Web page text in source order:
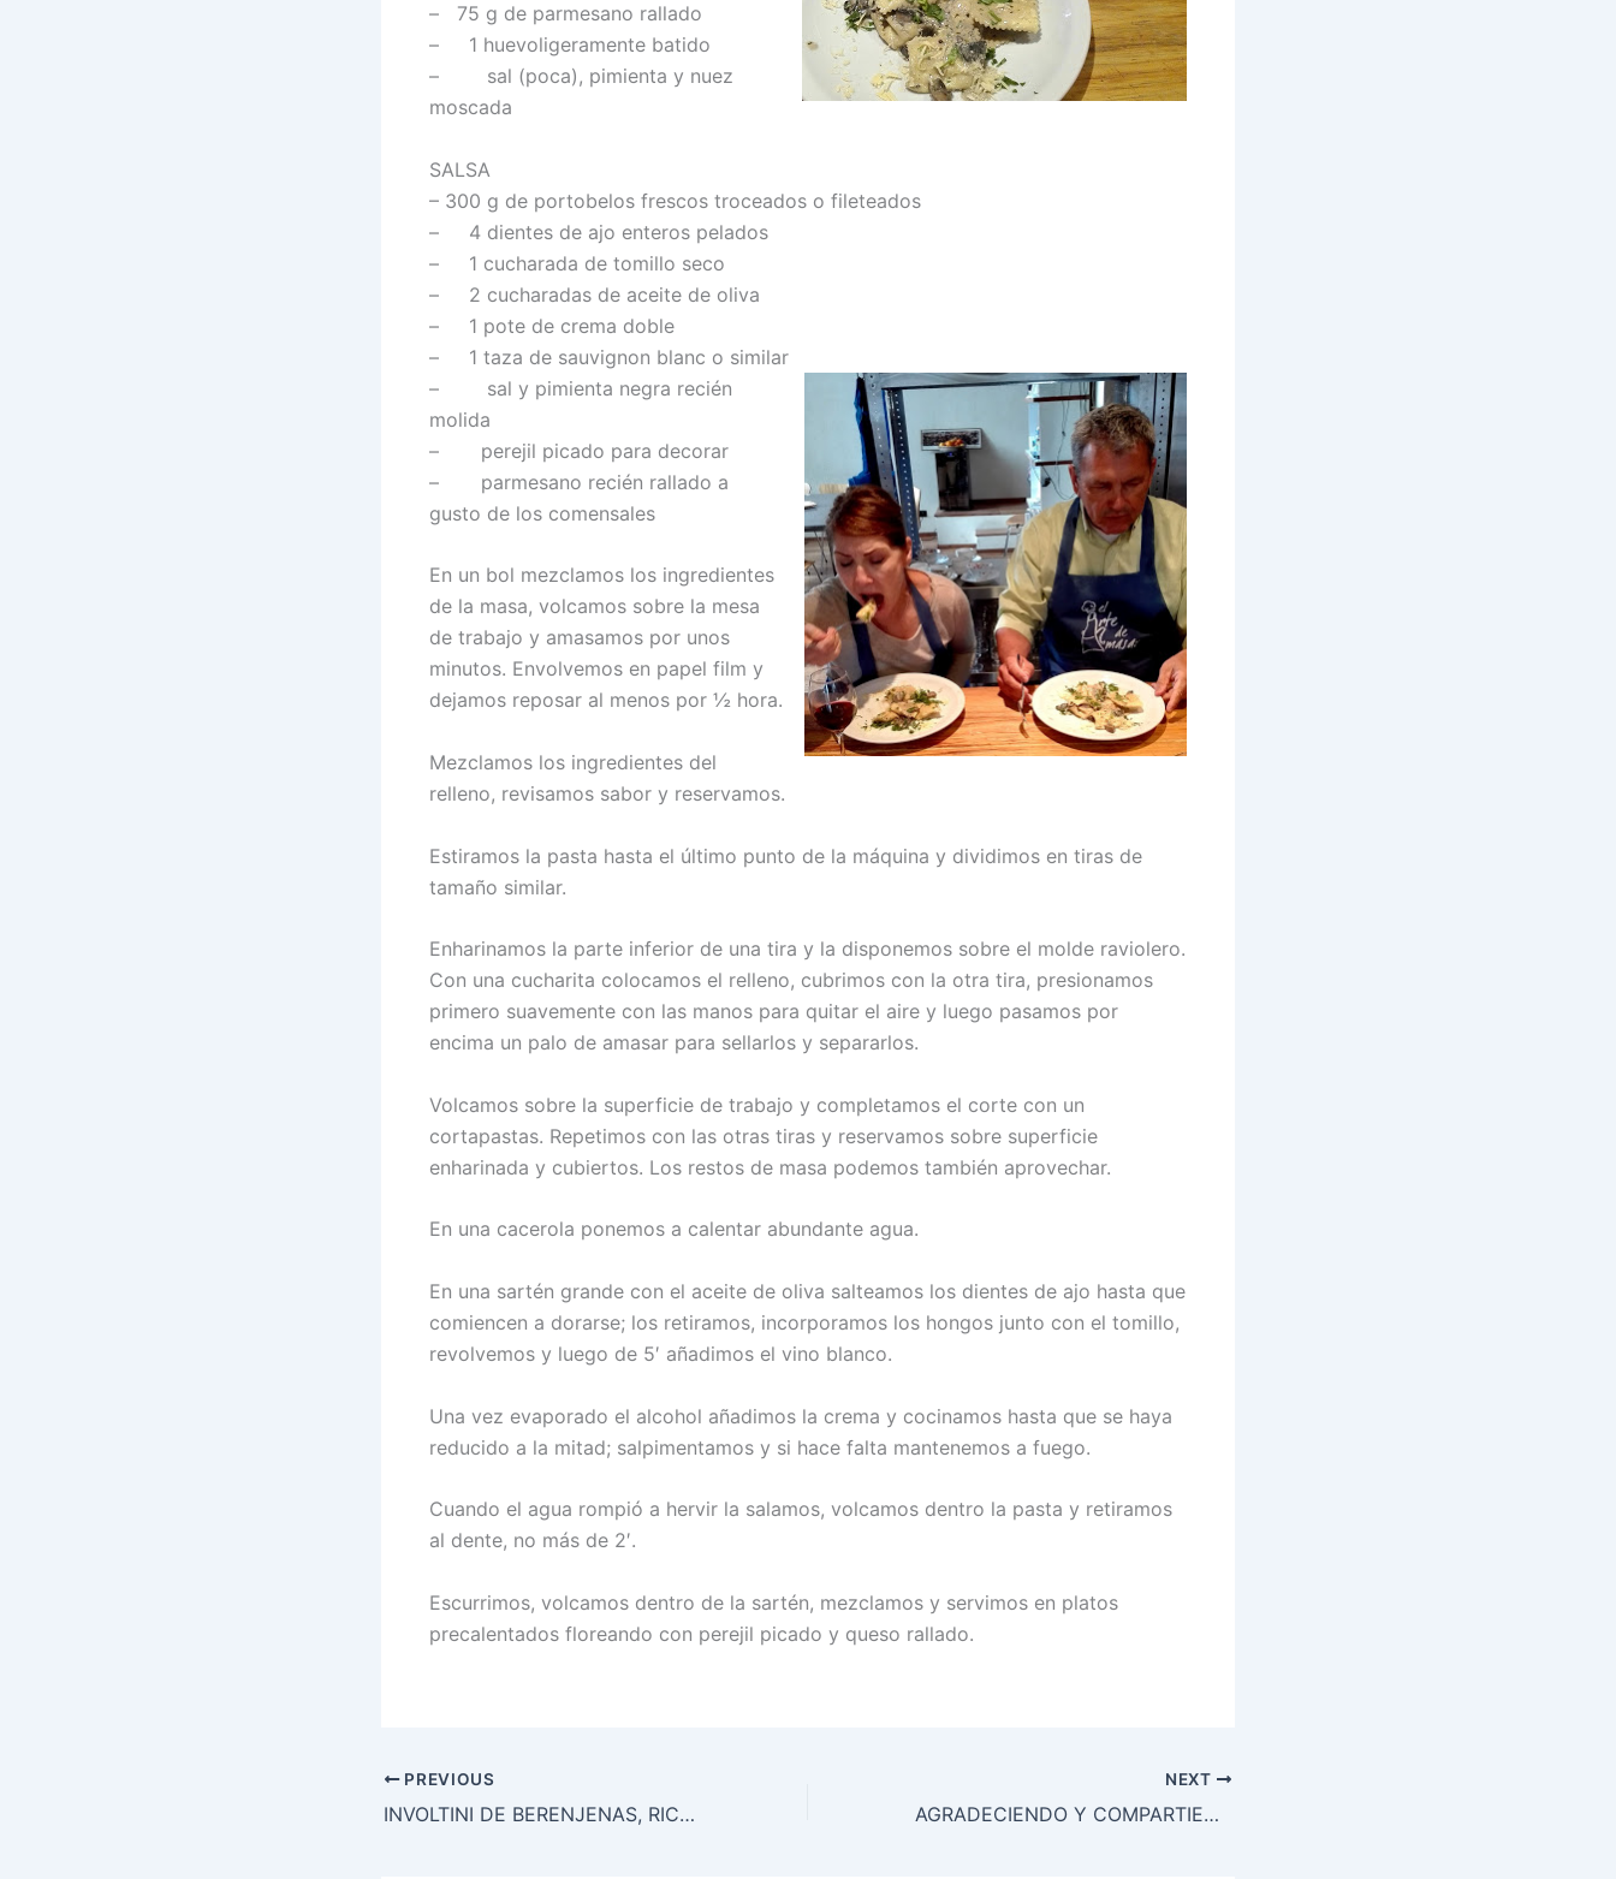
– 75 g de parmesano rallado
– 1 huevoligeramente batido
– sal (poca), pimienta y nuez
moscada
SALSA
– 300 g de portobelos frescos troceados o fileteados
– 4 dientes de ajo enteros pelados
– 1 cucharada de tomillo seco
– 2 cucharadas de aceite de oliva
– 1 pote de crema doble
– 1 taza de sauvignon blanc o similar
– sal y pimienta negra recién
molida
– perejil picado para decorar
– parmesano recién rallado a
gusto de los comensales
En un bol mezclamos los ingredientes
de la masa, volcamos sobre la mesa
de trabajo y amasamos por unos
minutos. Envolvemos en papel film y
dejamos reposar al menos por ½ hora.
Mezclamos los ingredientes del
relleno, revisamos sabor y reservamos.
Estiramos la pasta hasta el último punto de la máquina y dividimos en tiras de
tamaño similar.
Enharinamos la parte inferior de una tira y la disponemos sobre el molde raviolero.
Con una cucharita colocamos el relleno, cubrimos con la otra tira, presionamos
primero suavemente con las manos para quitar el aire y luego pasamos por
encima un palo de amasar para sellarlos y separarlos.
Volcamos sobre la superficie de trabajo y completamos el corte con un
cortapastas. Repetimos con las otras tiras y reservamos sobre superficie
enharinada y cubiertos. Los restos de masa podemos también aprovechar.
En una cacerola ponemos a calentar abundante agua.
En una sartén grande con el aceite de oliva salteamos los dientes de ajo hasta que
comiencen a dorarse; los retiramos, incorporamos los hongos junto con el tomillo,
revolvemos y luego de 5′ añadimos el vino blanco.
Una vez evaporado el alcohol añadimos la crema y cocinamos hasta que se haya
reducido a la mitad; salpimentamos y si hace falta mantenemos a fuego.
Cuando el agua rompió a hervir la salamos, volcamos dentro la pasta y retiramos
al dente, no más de 2′.
Escurrimos, volcamos dentro de la sartén, mezclamos y servimos en platos
precalentados floreando con perejil picado y queso rallado.
PREVIOUS
INVOLTINI DE BERENJENAS, RICOTA, PARMESANO, MUZZARELLA Y NUECES
NEXT
AGRADECIENDO Y COMPARTIENDO LA NOTA DE EL MERCURIO DE CHILE